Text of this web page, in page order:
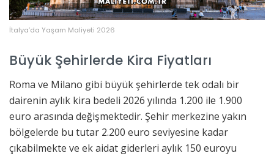
İtalya’da Yaşam Maliyeti 2026
Büyük Şehirlerde Kira Fiyatları
Roma ve Milano gibi büyük şehirlerde tek odalı bir
dairenin aylık kira bedeli 2026 yılında 1.200 ile 1.900
euro arasında değişmektedir. Şehir merkezine yakın
bölgelerde bu tutar 2.200 euro seviyesine kadar
çıkabilmekte ve ek aidat giderleri aylık 150 euroyu